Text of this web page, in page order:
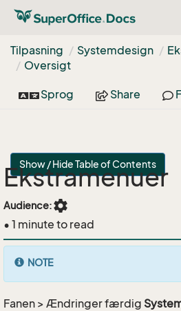
Tilpasning
Systemdesign
Oversigt
Sprog Share
Show / Hide Table of Contents
Ekstramenuer
Audience:settings
• 1 minute to read
NOTE
Fanen > Ændringer færdig